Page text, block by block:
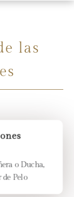
las
o Ducha,
de Pelo